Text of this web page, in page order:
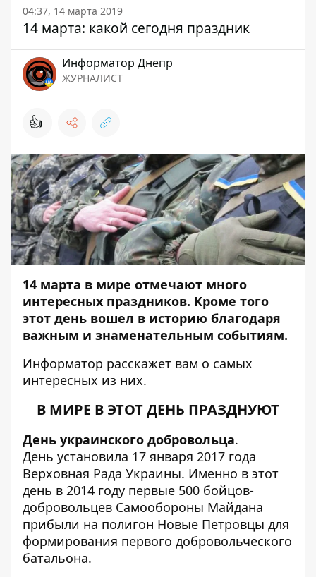
04:37, 14 марта 2019
14 марта: какой сегодня праздник
Информатор Днепр
ЖУРНАЛИСТ
👍
14 марта в мире отмечают много
интересных праздников. Кроме того
этот день вошел в историю благодаря
важным и знаменательным событиям.
Информатор расскажет вам о самых
интересных из них.
В МИРЕ В ЭТОТ ДЕНЬ ПРАЗДНУЮТ
День украинского добровольца.
День установила 17 января 2017 года
Верховная Рада Украины. Именно в этот
день в 2014 году первые 500 бойцов-
добровольцев Самообороны Майдана
прибыли на полигон Новые Петровцы для
формирования первого добровольческого
батальона.